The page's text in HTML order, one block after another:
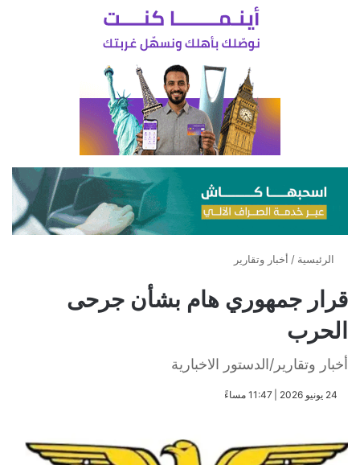
الرئيسية / أخبار وتقارير
قرار جمهوري هام بشأن جرحى
الحرب
أخبار وتقارير/الدستور الاخبارية
​24 يونيو 2026 | 11:47 مساءً